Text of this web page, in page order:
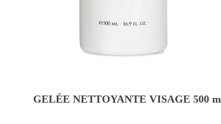
GELÉE NETTOYANTE VISAGE 500